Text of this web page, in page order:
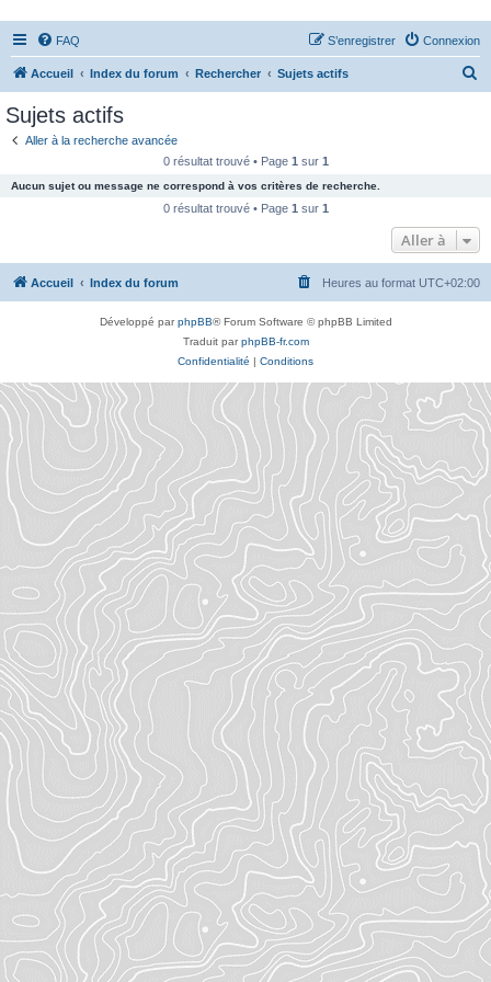
FAQ Connexion
S’enregistrer
Accueil Index du forum Rechercher Sujets actifs
c
e
Sujets actifs
Aller à la recherche avancée
0 résultat trouvé • Page 1 sur 1
Aucun sujet ou message ne correspond à vos critères de recherche.
0 résultat trouvé • Page 1 sur 1
Aller à
Accueil Index du forum Heures au format UTC+02:00
Développé parphpBB® Forum Software © phpBB Limited
Traduit parphpBB-fr.com
Confidentialité | Conditions